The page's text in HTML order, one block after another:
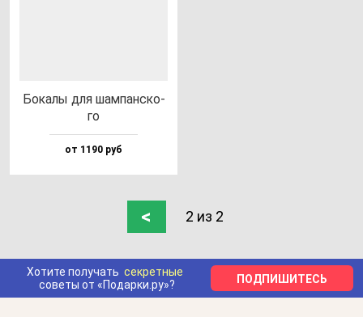
Бока­лы для шам­пан­ско­
го
от 1190 руб
< 2 из 2
Хотите получать секретные
советы от «Подарки.ру»?
ПОДПИШИТЕСЬ